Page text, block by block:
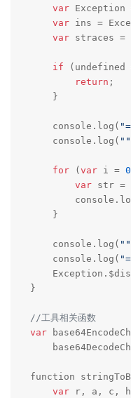
var Exception
var ins =
var straces =
if
return ;
    }
    console.log(
    console.log(
""
for ( var i = 0
var str =
    }
    console.log(
""
    console.log(
}
//工具相关函数
var
function
var r, a, c,